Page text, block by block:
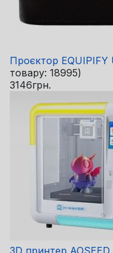
Проєктор EQUIPIFY
товару: 18995)
3146грн.
3D принтер AOSEED